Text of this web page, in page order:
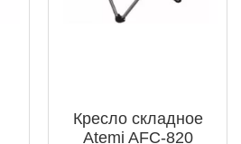
Кресло складное
Atemi AFC-820